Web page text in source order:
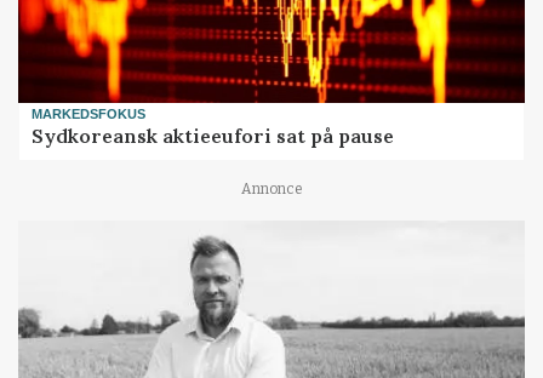
MARKEDSFOKUS
Sydkoreansk aktieeufori sat på pause
Annonce